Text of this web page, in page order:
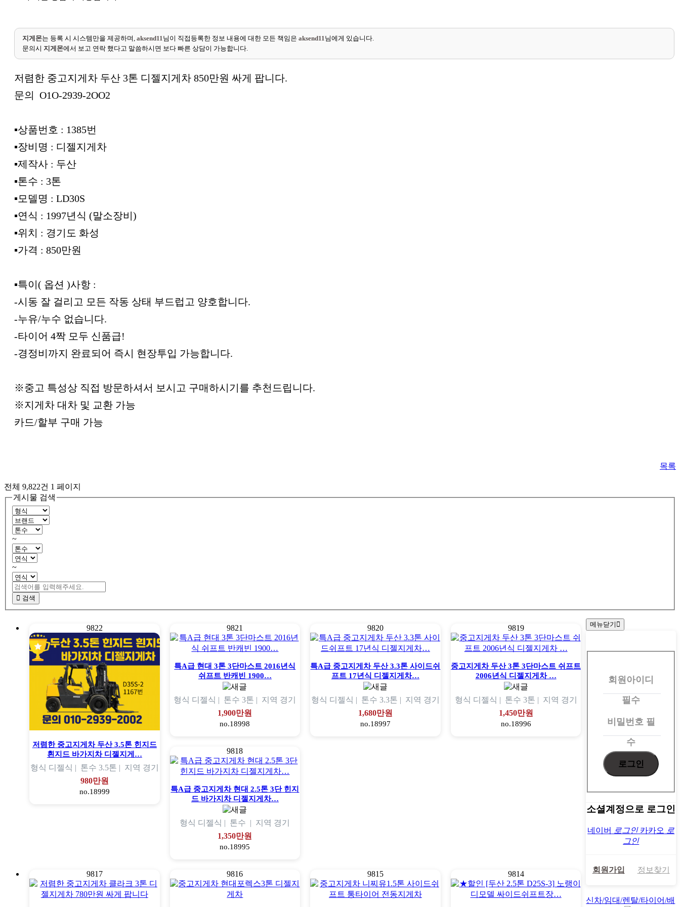
지게몬는 등록 시 시스템만을 제공하며, aksend11 님이 직접등록한 정보 내용에 대한 모든 책임은 aksend11 님에게 있습니다.
문의시 지게몬에서 보고 연락 했다고 말씀하시면 보다 빠른 상담이 가능합니다.
저렴한 중고지게차 두산 3톤 디젤지게차 850만원 싸게 팝니다.
문의 O1O-2939-2OO2
▪︎상품번호 : 1385번
▪︎장비명 : 디젤지게차
▪︎제작사 : 두산
▪︎톤수 : 3톤
▪︎모델명 : LD30S
▪︎연식 : 1997년식 (말소장비)
▪︎위치 : 경기도 화성
▪︎가격 : 850만원
▪︎특이( 옵션 )사항 :
-시동 잘 걸리고 모든 작동 상태 부드럽고 양호합니다.
-누유/누수 없습니다.
-타이어 4짝 모두 신품급!
-경정비까지 완료되어 즉시 현장투입 가능합니다.
※중고 특성상 직접 방문하셔서 보시고 구매하시기를 추천드립니다.
※지게차 대차 및 교환 가능
카드/할부 구매 가능
목록
전체 9,822건 1 페이지
게시물 검색
~
~
검색
9822
저렴한 중고지게차 두산 3.5톤 힌지드
흰지드 바가지차 디젤지게…
형식 디젤식 | 톤수 3.5톤 | 지역 경기
980만원
no.18999
9821
특A급 현대 3톤 3단마스트 2016년식
쉬프트 반캐빈 1900…
형식 디젤식 | 톤수3톤 | 지역 경기
1,900만원
no.18998
9820
특A급 중고지게차 두산 3.3톤 사이드쉬
프트 17년식 디젤지게차…
형식 디젤식 | 톤수 3.3톤 | 지역 경기
1,680만원
no.18997
9819
중고지게차 두산 3톤 3단마스트 쉬프트
2006년식 디젤지게차 …
형식 디젤식 | 톤수 3톤 | 지역 경기
1,450만원
no.18996
9818
특A급 중고지게차 현대 2.5톤 3단 힌지
드 바가지차 디젤지게차…
형식 디젤식 | 톤수 | 지역 경기
1,350만원
no.18995
9817 9816 9815 9814
메뉴닫기
회
회원아이디
필수
비밀번호필
수
소셜계정으로 로그인
네이버 로그인 카카오 로
그인
회원가입 정보찾기
신차/임대/렌탈/타이어/배